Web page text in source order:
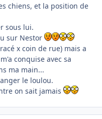
chiens, et la position de
sous lui.
sur Nestor
x coin de rue) mais a
conquise avec sa
ma main...
le loulou.
on sait jamais